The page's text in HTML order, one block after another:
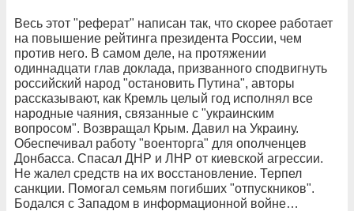
Весь этот "реферат" написан так, что скорее работает
на повышение рейтинга президента России, чем
против него. В самом деле, на протяжении
одиннадцати глав доклада, призванного сподвигнуть
российский народ "остановить Путина", авторы
рассказывают, как Кремль целый год исполнял все
народные чаяния, связанные с "украинским
вопросом". Возвращал Крым. Давил на Украину.
Обеспечивал работу "военторга" для ополченцев
Донбасса. Спасал ДНР и ЛНР от киевской агрессии.
Не жалел средств на их восстановление. Терпел
санкции. Помогал семьям погибших "отпускников".
Бодался с Западом в информационной войне…